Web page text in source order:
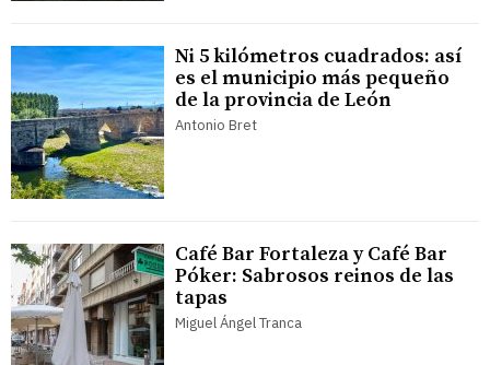
Ni 5 kilómetros cuadrados: así
es el municipio más pequeño
de la provincia de León
Antonio Bret
Café Bar Fortaleza y Café Bar
Póker: Sabrosos reinos de las
tapas
Miguel Ángel Tranca